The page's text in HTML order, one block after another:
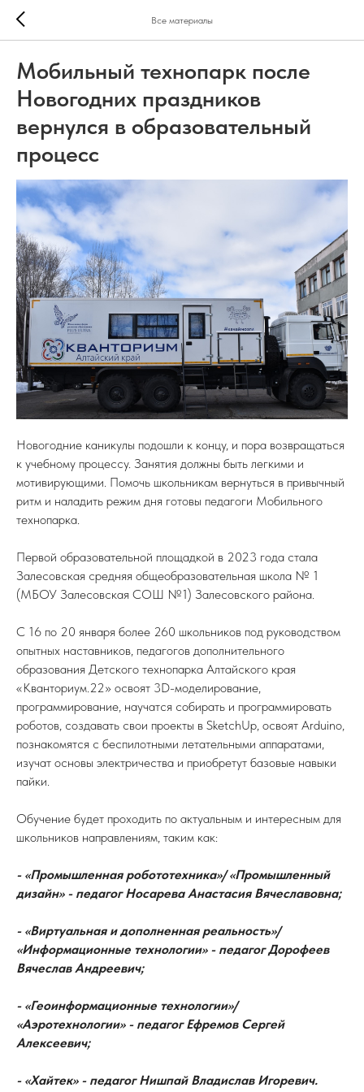
Все материалы
Мобильный технопарк после
Новогодних праздников
вернулся в образовательный
процесс
Новогодние каникулы подошли к концу, и пора возвращаться
к учебному процессу. Занятия должны быть легкими и
мотивирующими. Помочь школьникам вернуться в привычный
ритм и наладить режим дня готовы педагоги Мобильного
технопарка.
Первой образовательной площадкой в 2023 года стала
Залесовская средняя общеобразовательная школа № 1
(МБОУ Залесовская СОШ №1) Залесовского района.
С 16 по 20 января более 260 школьников под руководством
опытных наставников, педагогов дополнительного
образования Детского технопарка Алтайского края
«Кванториум.22» освоят 3D-моделирование,
программирование, научатся собирать и программировать
роботов, создавать свои проекты в SketchUp, освоят Arduino,
познакомятся с беспилотными летательными аппаратами,
изучат основы электричества и приобретут базовые навыки
пайки.
Обучение будет проходить по актуальным и интересным для
школьников направлениям, таким как:
- «Промышленная робототехника»/ «Промышленный
дизайн» - педагог Носарева Анастасия Вячеславовна;
- «Виртуальная и дополненная реальность»/
«Информационные технологии» - педагог Дорофеев
Вячеслав Андреевич;
- «Геоинформационные технологии»/
«Аэротехнологии» - педагог Ефремов Сергей
Алексеевич;
- «Хайтек» - педагог Нишпай Владислав Игоревич.